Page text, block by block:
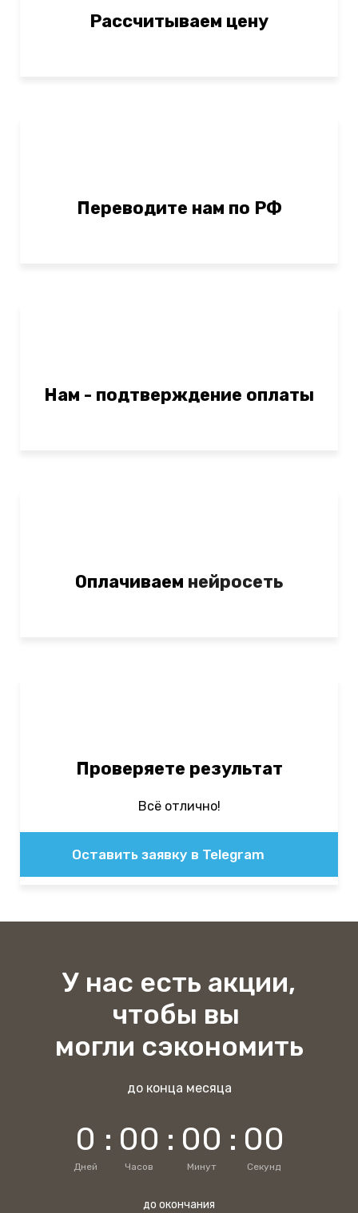
Рассчитываем цену
Переводите нам по РФ
Нам - подтверждение оплаты
Оплачиваем нейросеть
Проверяете результат
Всё отлично!
Оставить заявку в Telegram
У нас есть акции,
чтобы вы
могли сэкономить
до конца месяца
0
Дней
: 00
Часов
: 00
Минут
: 00
Секунд
до окончания